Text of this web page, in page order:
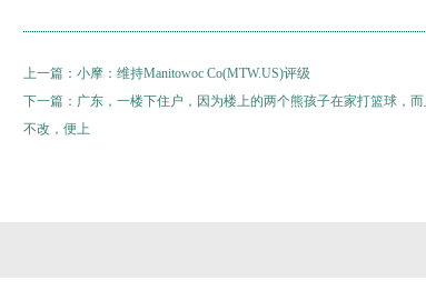
上一篇： 小摩：维持Manitowoc Co(MTW.US)评级
下一篇： 广东，一楼下住户，因为楼上的两个熊孩子在家打篮球，
不改，便上